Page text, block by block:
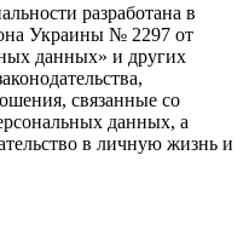
разработана в
Украины № 2297 от
данных» и других
связанные со
данных, а
в личную жизнь и